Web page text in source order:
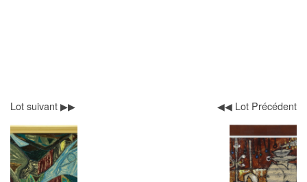
Lot suivant ▶▶ ◀◀ Lot Précédent